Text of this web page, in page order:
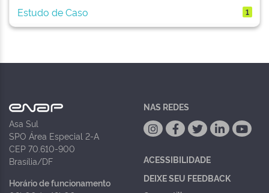
Estudo de Caso
1
Asa Sul
SPO Área Especial 2-A
CEP 70.610-900
Brasília/DF
Horário de funcionamento
NAS REDES
ACESSIBILIDADE
DEIXE SEU FEEDBACK